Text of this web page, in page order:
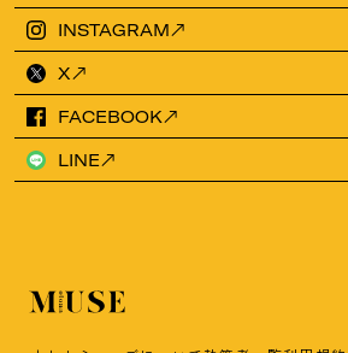
INSTAGRAM
X
FACEBOOK
LINE